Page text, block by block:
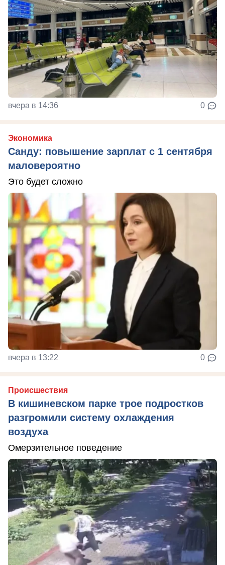
вчера в 14:36 0
Экономика
Санду: повышение зарплат с 1 сентября
маловероятно
Это будет сложно
вчера в 13:22 0
Происшествия
В кишиневском парке трое подростков
разгромили систему охлаждения
воздуха
Омерзительное поведение